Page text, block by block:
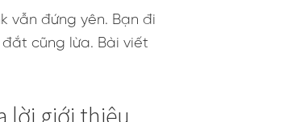
vẫn đứng yên. Bạn đi
cũng lừa. Bài viết
lời giới thiệu